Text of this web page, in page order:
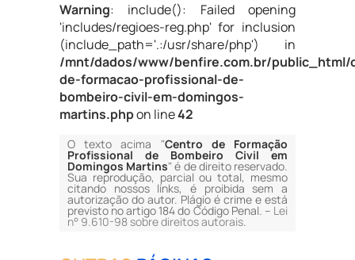
Warning: include(): Failed opening
'includes/regioes-reg.php' for inclusion
(include_path='.:/usr/share/php') in
/mnt/dados/www/benfire.com.br/public_html/
de-formacao-profissional-de-
bombeiro-civil-em-domingos-
martins.phpon line42
O texto acima "Centro de Formação
Profissional de Bombeiro Civil em
Domingos Martins" é de direito reservado.
Sua reprodução, parcial ou total, mesmo
citando nossos links, é proibida sem a
autorização do autor. Plágio é crime e está
previsto no artigo 184 do Código Penal. – Lei
n° 9.610-98 sobre direitos autorais.